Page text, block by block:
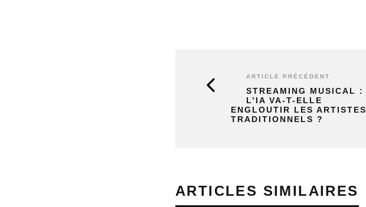
ARTICLE PRÉCÉDENT
STREAMING MUSICAL :
L’IA VA-T-ELLE
ENGLOUTIR LES ARTISTES
TRADITIONNELS ?
ARTICLES SIMILAIRES